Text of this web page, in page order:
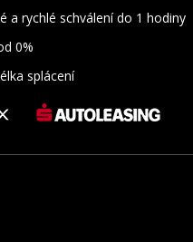
a rychlé schválení do 1 hodiny
0%
splácení